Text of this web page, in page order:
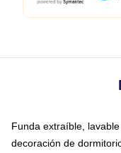
Funda extraíble,
decoración de